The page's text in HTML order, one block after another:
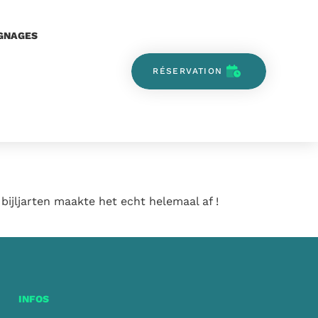
RÉSERVATION
maakte het echt helemaal af !
INFOS